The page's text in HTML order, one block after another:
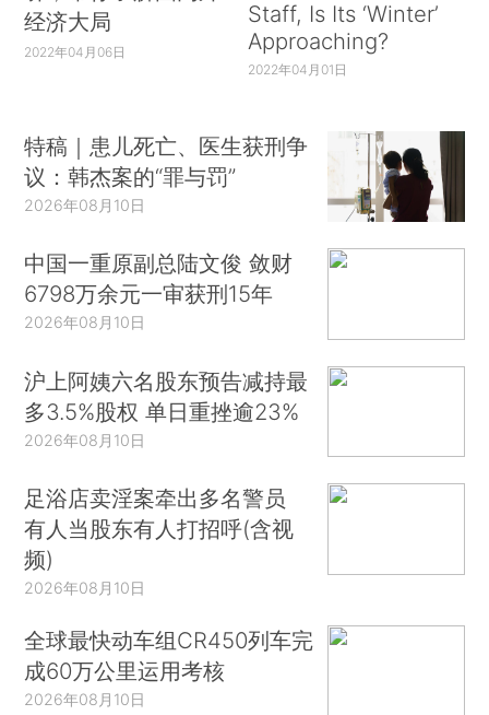
经济大局
2022年04月06日
Staff, Is Its ‘Winter’
Approaching?
2022年04月01日
特稿｜患儿死亡、医生获刑争
议：韩杰案的“罪与罚”
2026年08月10日
中国一重原副总陆文俊 敛财
6798万余元一审获刑15年
2026年08月10日
沪上阿姨六名股东预告减持最
多3.5%股权 单日重挫逾23%
2026年08月10日
足浴店卖淫案牵出多名警员
有人当股东有人打招呼(含视
频)
2026年08月10日
全球最快动车组CR450列车完
成60万公里运用考核
2026年08月10日